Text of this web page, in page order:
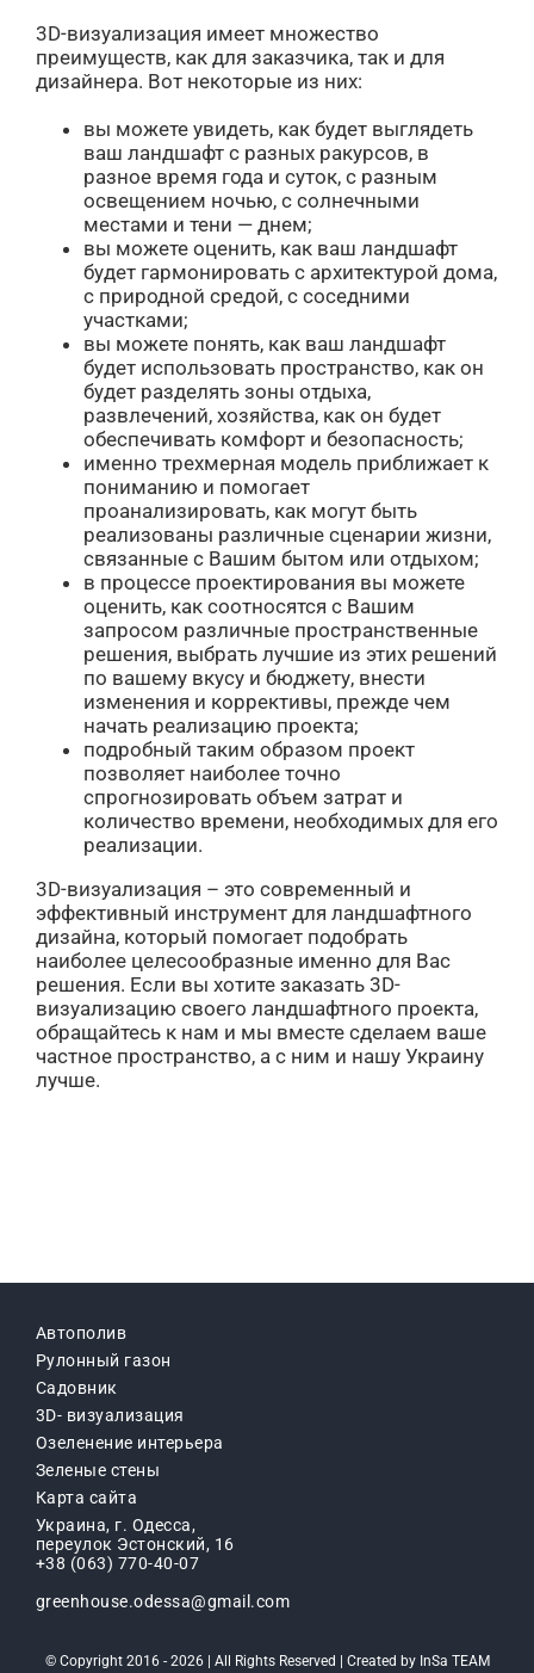
3D-визуализация имеет множество
преимуществ, как для заказчика, так и для
дизайнера. Вот некоторые из них:
вы можете увидеть, как будет выглядеть
ваш ландшафт с разных ракурсов, в
разное время года и суток, с разным
освещением ночью, с солнечными
местами и тени — днем;
вы можете оценить, как ваш ландшафт
будет гармонировать с архитектурой дома,
с природной средой, с соседними
участками;
вы можете понять, как ваш ландшафт
будет использовать пространство, как он
будет разделять зоны отдыха,
развлечений, хозяйства, как он будет
обеспечивать комфорт и безопасность;
именно трехмерная модель приближает к
пониманию и помогает
проанализировать, как могут быть
реализованы различные сценарии жизни,
связанные с Вашим бытом или отдыхом;
в процессе проектирования вы можете
оценить, как соотносятся с Вашим
запросом различные пространственные
решения, выбрать лучшие из этих решений
по вашему вкусу и бюджету, внести
изменения и коррективы, прежде чем
начать реализацию проекта;
подробный таким образом проект
позволяет наиболее точно
спрогнозировать объем затрат и
количество времени, необходимых для его
реализации.
3D-визуализация – это современный и
эффективный инструмент для ландшафтного
дизайна, который помогает подобрать
наиболее целесообразные именно для Вас
решения. Если вы хотите заказать 3D-
визуализацию своего ландшафтного проекта,
обращайтесь к нам и мы вместе сделаем ваше
частное пространство, а с ним и нашу Украину
лучше.
Автополив
Рулонный газон
Садовник
3D- визуализация
Озеленение интерьера
Зеленые стены
Карта сайта
Украина, г. Одесса,
переулок Эстонский, 16
+38 (063) 770-40-07
greenhouse.odessa@gmail.com
© Copyright 2016 - 2026 | All Rights Reserved | Created by InSa TEAM